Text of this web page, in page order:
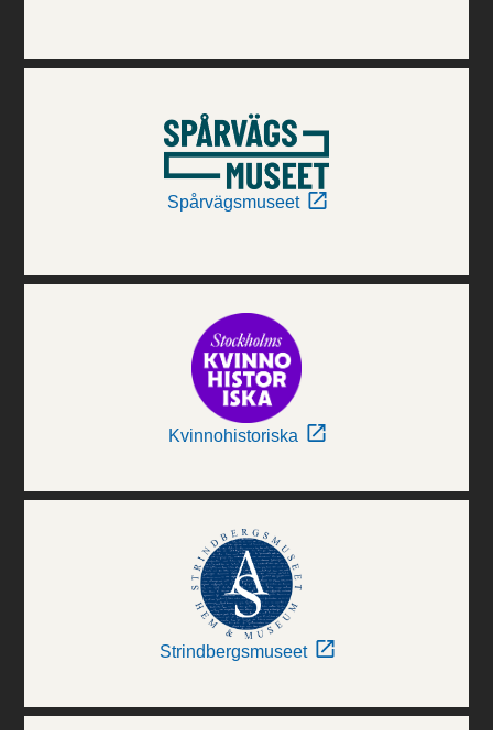
Spårvägsmuseet
Kvinnohistoriska
Strindbergsmuseet